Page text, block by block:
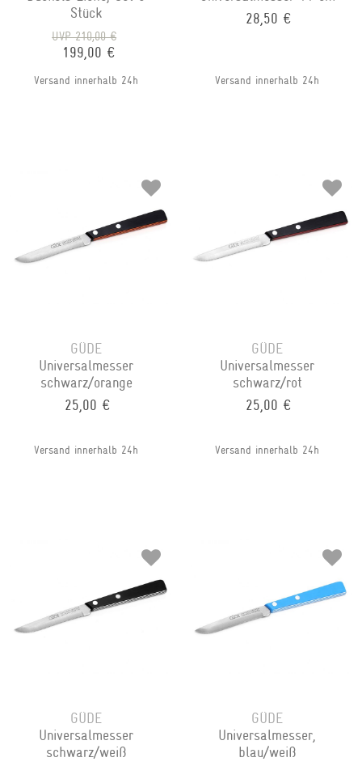
Stück
UVP 210,00 €
199,00 €
Versand innerhalb 24h
28,50 €
Versand innerhalb 24h
GÜDE
Universalmesser
schwarz/orange
25,00 €
Versand innerhalb 24h
GÜDE
Universalmesser
schwarz/rot
25,00 €
Versand innerhalb 24h
GÜDE
Universalmesser
schwarz/weiß
GÜDE
Universalmesser,
blau/weiß